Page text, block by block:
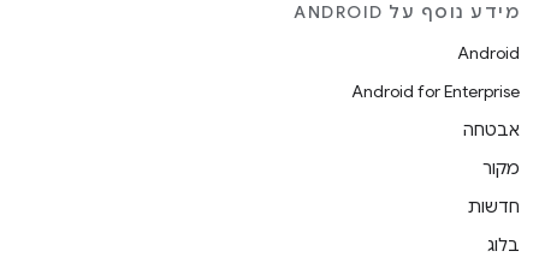
מידע נוסף על ANDROID
Android
Android for Enterprise
אבטחה
מקור
חדשות
בלוג